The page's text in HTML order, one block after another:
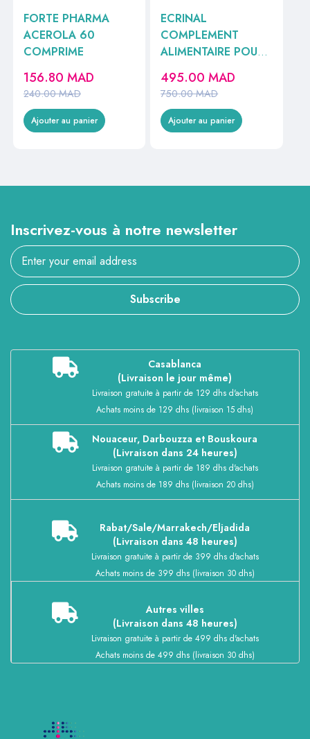
FORTE PHARMA
ACEROLA 60
COMPRIME
240.00MAD
156.80 MAD
Ajouter au panier
ECRINAL
COMPLEMENT
ALIMENTAIRE POUR
CHEVEUX ET ONGLE
30 CAPSULES
750.00MAD
495.00MAD
Ajouter au panier
Inscrivez-vous à notre newsletter
Subscribe
Casablanca
(Livraison le jour même)
Livraison gratuite à partir de 129 dhs d'achats
Achats moins de 129 dhs (livraison 15 dhs)
Nouaceur, Darbouzza et Bouskoura
(Livraison dans 24 heures)
Livraison gratuite à partir de 189 dhs d'achats
Achats moins de 189 dhs (livraison 20 dhs)
Rabat/Sale/Marrakech/Eljadida
(Livraison dans 48 heures)
Livraison gratuite à partir de 399 dhs d'achats
Achats moins de 399 dhs (livraison 30 dhs)
Autres villes
(Livraison dans 48 heures)
Livraison gratuite à partir de 499 dhs d'achats
Achats moins de 499 dhs (livraison 30 dhs)